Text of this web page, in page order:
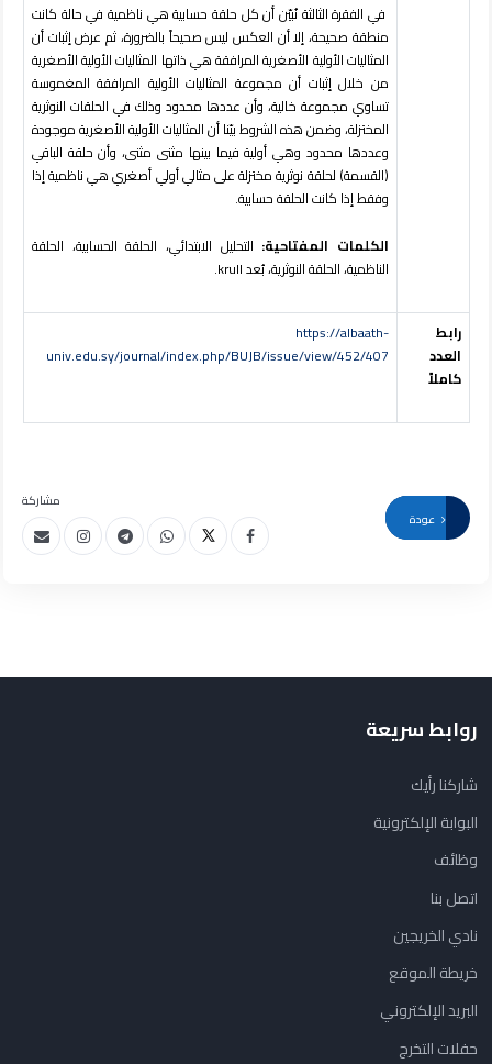
في الفقرة الثالثة نُبيّن أن كل حلقة حسابية هي ناظمية في حالة كانت
منطقة صحيحة، إلا أن العكس ليس صحيحاً بالضرورة، ثم عرض إثبات أن
المثاليات الأولية الأصغرية المرافقة هي ذاتها المثاليات الأولية الأصغرية
من خلال إثبات أن مجموعة المثاليات الأولية المرافقة المغموسة
تساوي مجموعة خالية، وأن عددها محدود وذلك في الحلقات النوثرية
المختزلة، وضمن هذه الشروط بيّنا أن المثاليات الأولية الأصغرية موجودة
وعددها محدود وهي أولية فيما بينها مثنى مثنى، وأن حلقة الباقي
(القسمة) لحلقة نوثرية مختزلة على مثالي أولي أصغري هي ناظمية إذا
وفقط إذا كانت الحلقة حسابية.
الكلمات المفتاحية: التحليل الابتدائي، الحلقة الحسابية، الحلقة
الناظمية، الحلقة النوثرية، بُعدkrull
.
رابط
العدد
كاملاً
https://albaath-
univ.edu.sy/journal/index.php/BUJB/issue/view/452/407
مشاركة
روابط سريعة
شاركنا رأيك
البوابة الإلكترونية
وظائف
اتصل بنا
نادي الخريجين
خريطة الموقع
البريد الإلكتروني
حفلات التخرج